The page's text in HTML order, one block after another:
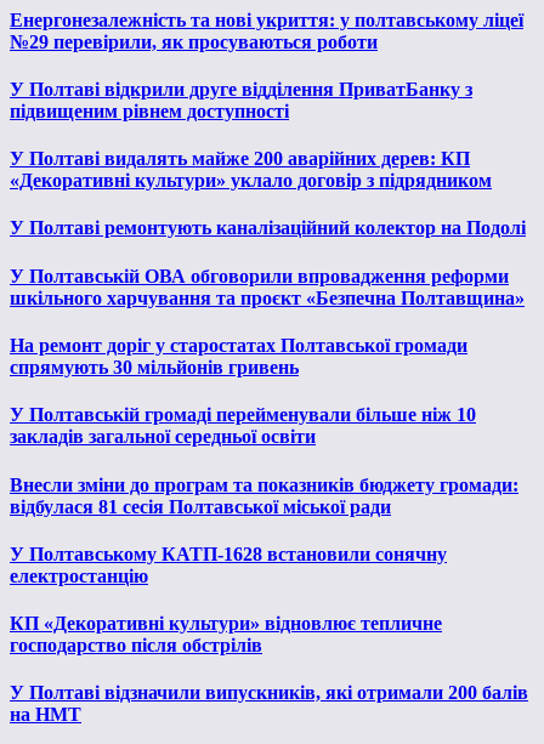
Енергонезалежність та нові укриття: у полтавському ліцеї
№29 перевірили, як просуваються роботи
У Полтаві відкрили друге відділення ПриватБанку з
підвищеним рівнем доступності
У Полтаві видалять майже 200 аварійних дерев: КП
«Декоративні культури» уклало договір з підрядником
У Полтаві ремонтують каналізаційний колектор на Подолі
У Полтавській ОВА обговорили впровадження реформи
шкільного харчування та проєкт «Безпечна Полтавщина»
На ремонт доріг у старостатах Полтавської громади
спрямують 30 мільйонів гривень
У Полтавській громаді перейменували більше ніж 10
закладів загальної середньої освіти
Внесли зміни до програм та показників бюджету громади:
відбулася 81 сесія Полтавської міської ради
У Полтавському КАТП-1628 встановили сонячну
електростанцію
КП «Декоративні культури» відновлює тепличне
господарство після обстрілів
У Полтаві відзначили випускників, які отримали 200 балів
на НМТ